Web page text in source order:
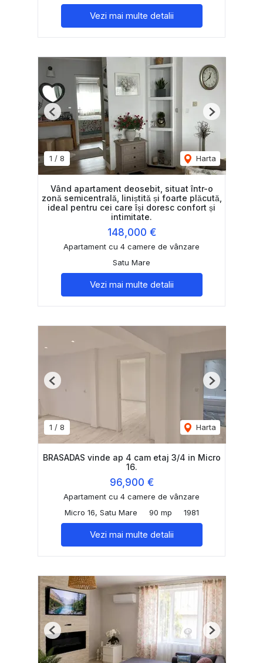
Vezi mai multe detalii
1 / 8 Harta
Previous Next
Vând apartament deosebit, situat într-o
zonă semicentrală, liniștită și foarte plăcută,
ideal pentru cei care își doresc confort și
intimitate.
148,000 €
Apartament cu 4 camere de vânzare
Satu Mare
Vezi mai multe detalii
1 / 8 Harta
Previous Next
BRASADAS vinde ap 4 cam etaj 3/4 in Micro
16.
96,900 €
Apartament cu 4 camere de vânzare
Micro 16, Satu Mare
90 mp 1981
Vezi mai multe detalii
Previous Next